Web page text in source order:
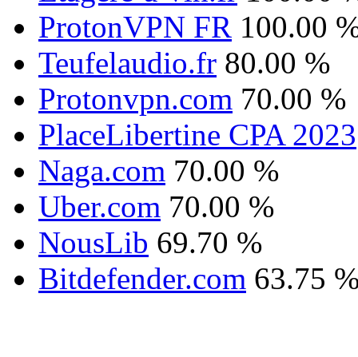
ProtonVPN FR 100.00
Teufelaudio.fr 80.00 %
Protonvpn.com 70.00 %
PlaceLibertine CPA 2023
Naga.com 70.00 %
Uber.com 70.00 %
NousLib 69.70 %
Bitdefender.com 63.75